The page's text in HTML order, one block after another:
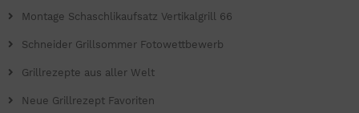
Montage Schaschlikaufsatz Vertikalgrill 66
Schneider Grillsommer Fotowettbewerb
Grillrezepte aus aller Welt
Neue Grillrezept Favoriten